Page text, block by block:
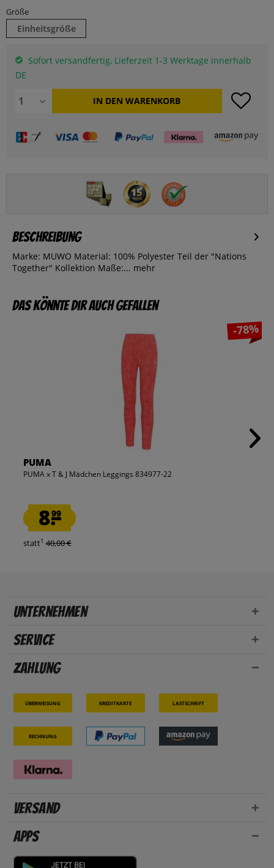
Größe
Einheitsgröße
Sofort versandfertig, Lieferzeit 1-3 Werktage innerhalb
DE
IN DEN WARENKORB
Beschreibung
Marke: MUWO Material: 100% Polyester Teil der "Nations
Together" Kollektion Maße:... mehr
Das könnte dir auch gefallen
-78%
PUMA
PUMA x T & J Mädchen Leggings 834977-22
8.99
statt1 40,00 €
Unternehmen
Service
Zahlung
Überweisung Kreditkarte Lastschrift
Rechnung
Versand
Apps